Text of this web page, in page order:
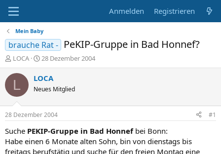
Anmelden Registrieren
Mein Baby
brauche Rat - PeKIP-Gruppe in Bad Honnef?
E
r
s
e
r
LOCA
E
r
s
e
t
a
m
28 Dezember 2004
L LOCA
Neues Mitglied
28 Dezember 2004 #1
Suche PEKIP-Gruppe in Bad Honnefbei Bonn:
Habe einen 6 Monate alten Sohn, bin von dienstags bis
freitags berufstätig und suche für den freien Montag eine